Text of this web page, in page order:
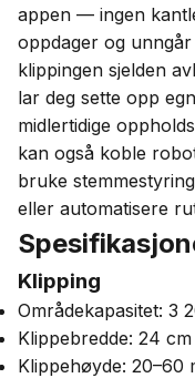
appen — ingen
oppdager og
klippingen sjelden
lar deg sette opp
midlertidige
kan også koble
bruke
eller automatisere
Klipping
Områdekapasitet: 3
Klippebredde: 24 cm
Klippehøyde: 20–60